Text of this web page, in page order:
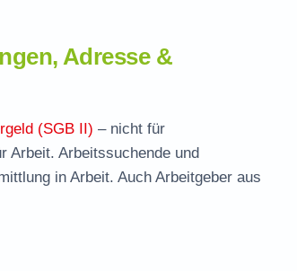
Adresse &
(SGB II) – nicht für
Arbeit. Arbeitssuchende und
in Arbeit. Auch Arbeitgeber aus